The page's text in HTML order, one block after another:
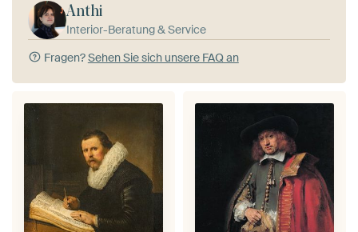
Anthi
Interior-Beratung & Service
Fragen?Sehen Sie sich unsere FAQ an